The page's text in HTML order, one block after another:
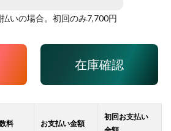
いの場合。初回のみ7,700円
在庫確認